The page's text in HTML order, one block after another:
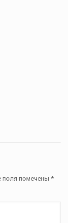
поля помечены *